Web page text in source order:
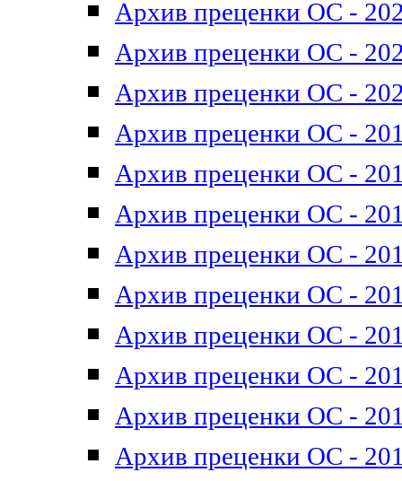
Архив преценки ОС -
Архив преценки ОС -
Архив преценки ОС -
Архив преценки ОС -
Архив преценки ОС -
Архив преценки ОС -
Архив преценки ОС -
Архив преценки ОС -
Архив преценки ОС -
Архив преценки ОС -
Архив преценки ОС -
Архив преценки ОС -